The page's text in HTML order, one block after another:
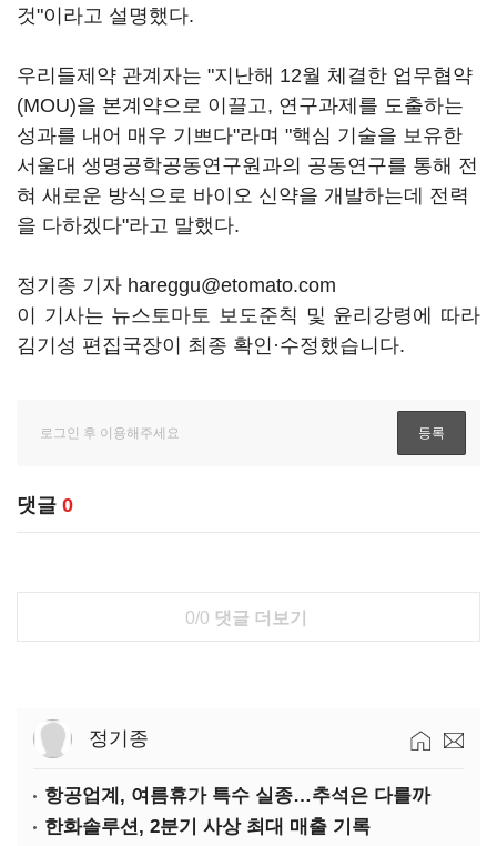
것"이라고 설명했다.
우리들제약 관계자는 "지난해 12월 체결한 업무협약
(MOU)을 본계약으로 이끌고, 연구과제를 도출하는
성과를 내어 매우 기쁘다"라며 "핵심 기술을 보유한
서울대 생명공학공동연구원과의 공동연구를 통해 전
혀 새로운 방식으로 바이오 신약을 개발하는데 전력
을 다하겠다"라고 말했다.
정기종 기자 hareggu@etomato.com
이 기사는 뉴스토마토 보도준칙 및 윤리강령에 따라
김기성 편집국장이 최종 확인·수정했습니다.
댓글 0
0/0 댓글 더보기
정기종
항공업계, 여름휴가 특수 실종…추석은 다를까
한화솔루션, 2분기 사상 최대 매출 기록